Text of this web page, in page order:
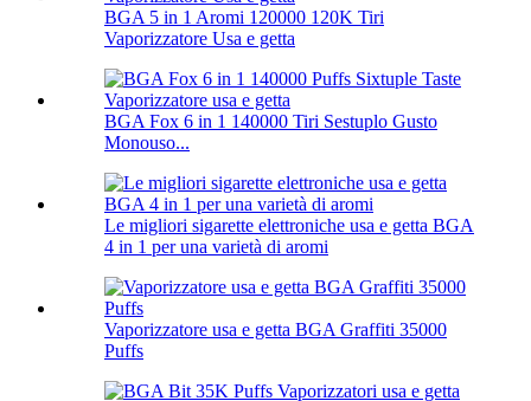
BGA 5 in 1 Aromi 120000 120K Tiri
Vaporizzatore Usa e getta
BGA Fox 6 in 1 140000 Tiri Sestuplo Gusto
Monouso...
Le migliori sigarette elettroniche usa e getta BGA
4 in 1 per una varietà di aromi
Vaporizzatore usa e getta BGA Graffiti 35000
Puffs